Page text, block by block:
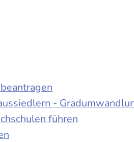
-
führen